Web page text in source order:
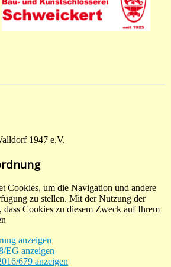
1947 e.V.
Cookies, um die Navigation und andere
zu stellen. Mit der Nutzung der
dass Cookies zu diesem Zweck auf Ihrem
anzeigen
EG anzeigen
679 anzeigen